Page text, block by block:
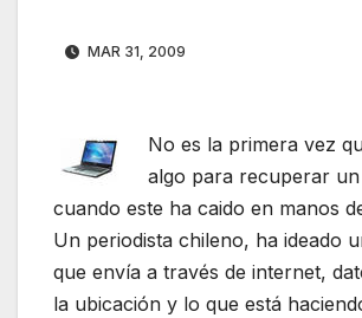
MAR 31, 2009
No es la primera vez
algo para recuperar
cuando este ha caido en manos
Un periodista chileno, ha ideado
que envía a través de internet,
la ubicación y lo que está